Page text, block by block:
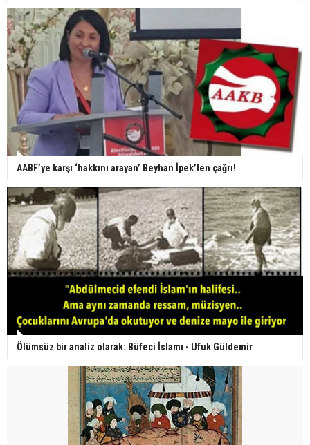
AABF’ye karşı ‘hakkını arayan’ Beyhan İpek’ten çağrı!
Ölümsüz bir analiz olarak: Büfeci İslamı - Ufuk Güldemir